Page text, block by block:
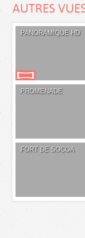
AUTRES
PANORAMIQUE HD
PROMENADE
FORT DE SOCOA